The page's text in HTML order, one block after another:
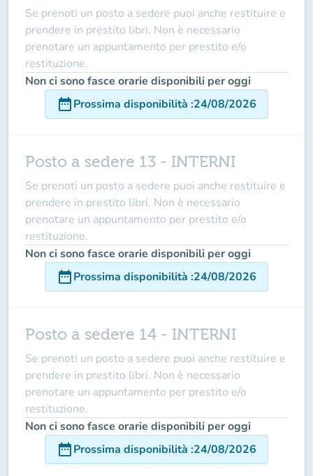
Se prenoti un posto a sedere puoi anche restituire e
prendere in prestito libri. Non è necessario
prenotare un appuntamento per prestito e/o
restituzione.
Non ci sono fasce orarie disponibili per oggi
date_rangeProssima disponibilità :24/08/2026
Posto a sedere 13 - INTERNI
Se prenoti un posto a sedere puoi anche restituire e
prendere in prestito libri. Non è necessario
prenotare un appuntamento per prestito e/o
restituzione.
Non ci sono fasce orarie disponibili per oggi
date_rangeProssima disponibilità :24/08/2026
Posto a sedere 14 - INTERNI
Se prenoti un posto a sedere puoi anche restituire e
prendere in prestito libri. Non è necessario
prenotare un appuntamento per prestito e/o
restituzione.
Non ci sono fasce orarie disponibili per oggi
date_rangeProssima disponibilità :24/08/2026